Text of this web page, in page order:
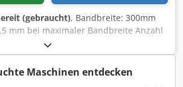
(gebraucht), Bandbreite: 300mm
mm bei maximaler Bandbreite Anzahl
Anzahl Einzugwalzen: 2 St. Anzahl
Walzendurchmesser: 60 mm Alle
einstellbar Alle unteren Walzen über
verbunden Geschwindigkeit
Maschinen entdecken